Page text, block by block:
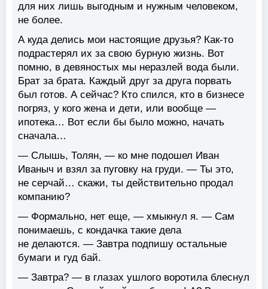
для них лишь выгодным и нужным человеком,
не более.
А куда делись мои настоящие друзья? Как-то
подрастерял их за свою бурную жизнь. Вот
помню, в девяностых мы неразлей вода были.
Брат за брата. Каждый друг за друга порвать
был готов. А сейчас? Кто спился, кто в бизнесе
погряз, у кого жена и дети, или вообще —
ипотека… Вот если бы было можно, начать
сначала…
— Слышь, Толян, — ко мне подошел Иван
Иваныч и взял за пуговку на груди. — Ты это,
не серчай… скажи, ты действительно продал
компанию?
— Формально, нет еще, — хмыкнул я. — Сам
понимаешь, с кондачка такие дела
не делаются. — Завтра подпишу остальные
бумаги и гуд бай.
— Завтра? — в глазах ушлого воротила блеснул